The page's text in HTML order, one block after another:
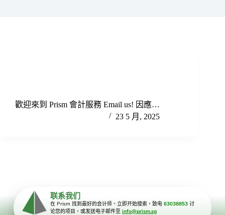
歡迎來到 Prism 會計服務 Email us! 因應…
23 5 月, 2025
联系我们
在 Prism 找到最好的会计师。立即开始搜索，致电 63038853 讨
论您的项目，或发送电子邮件至 info@prism.sg